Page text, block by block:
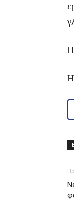
Η
Η